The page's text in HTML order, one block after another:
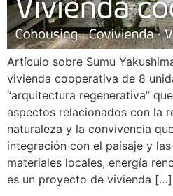
Artículo sobre Sumu
vivienda cooperativa de 8
“arquitectura regenerativa”
aspectos relacionados con la
naturaleza y la convivencia
integración con el paisaje y
materiales locales, energía
es un proyecto de vivienda […]